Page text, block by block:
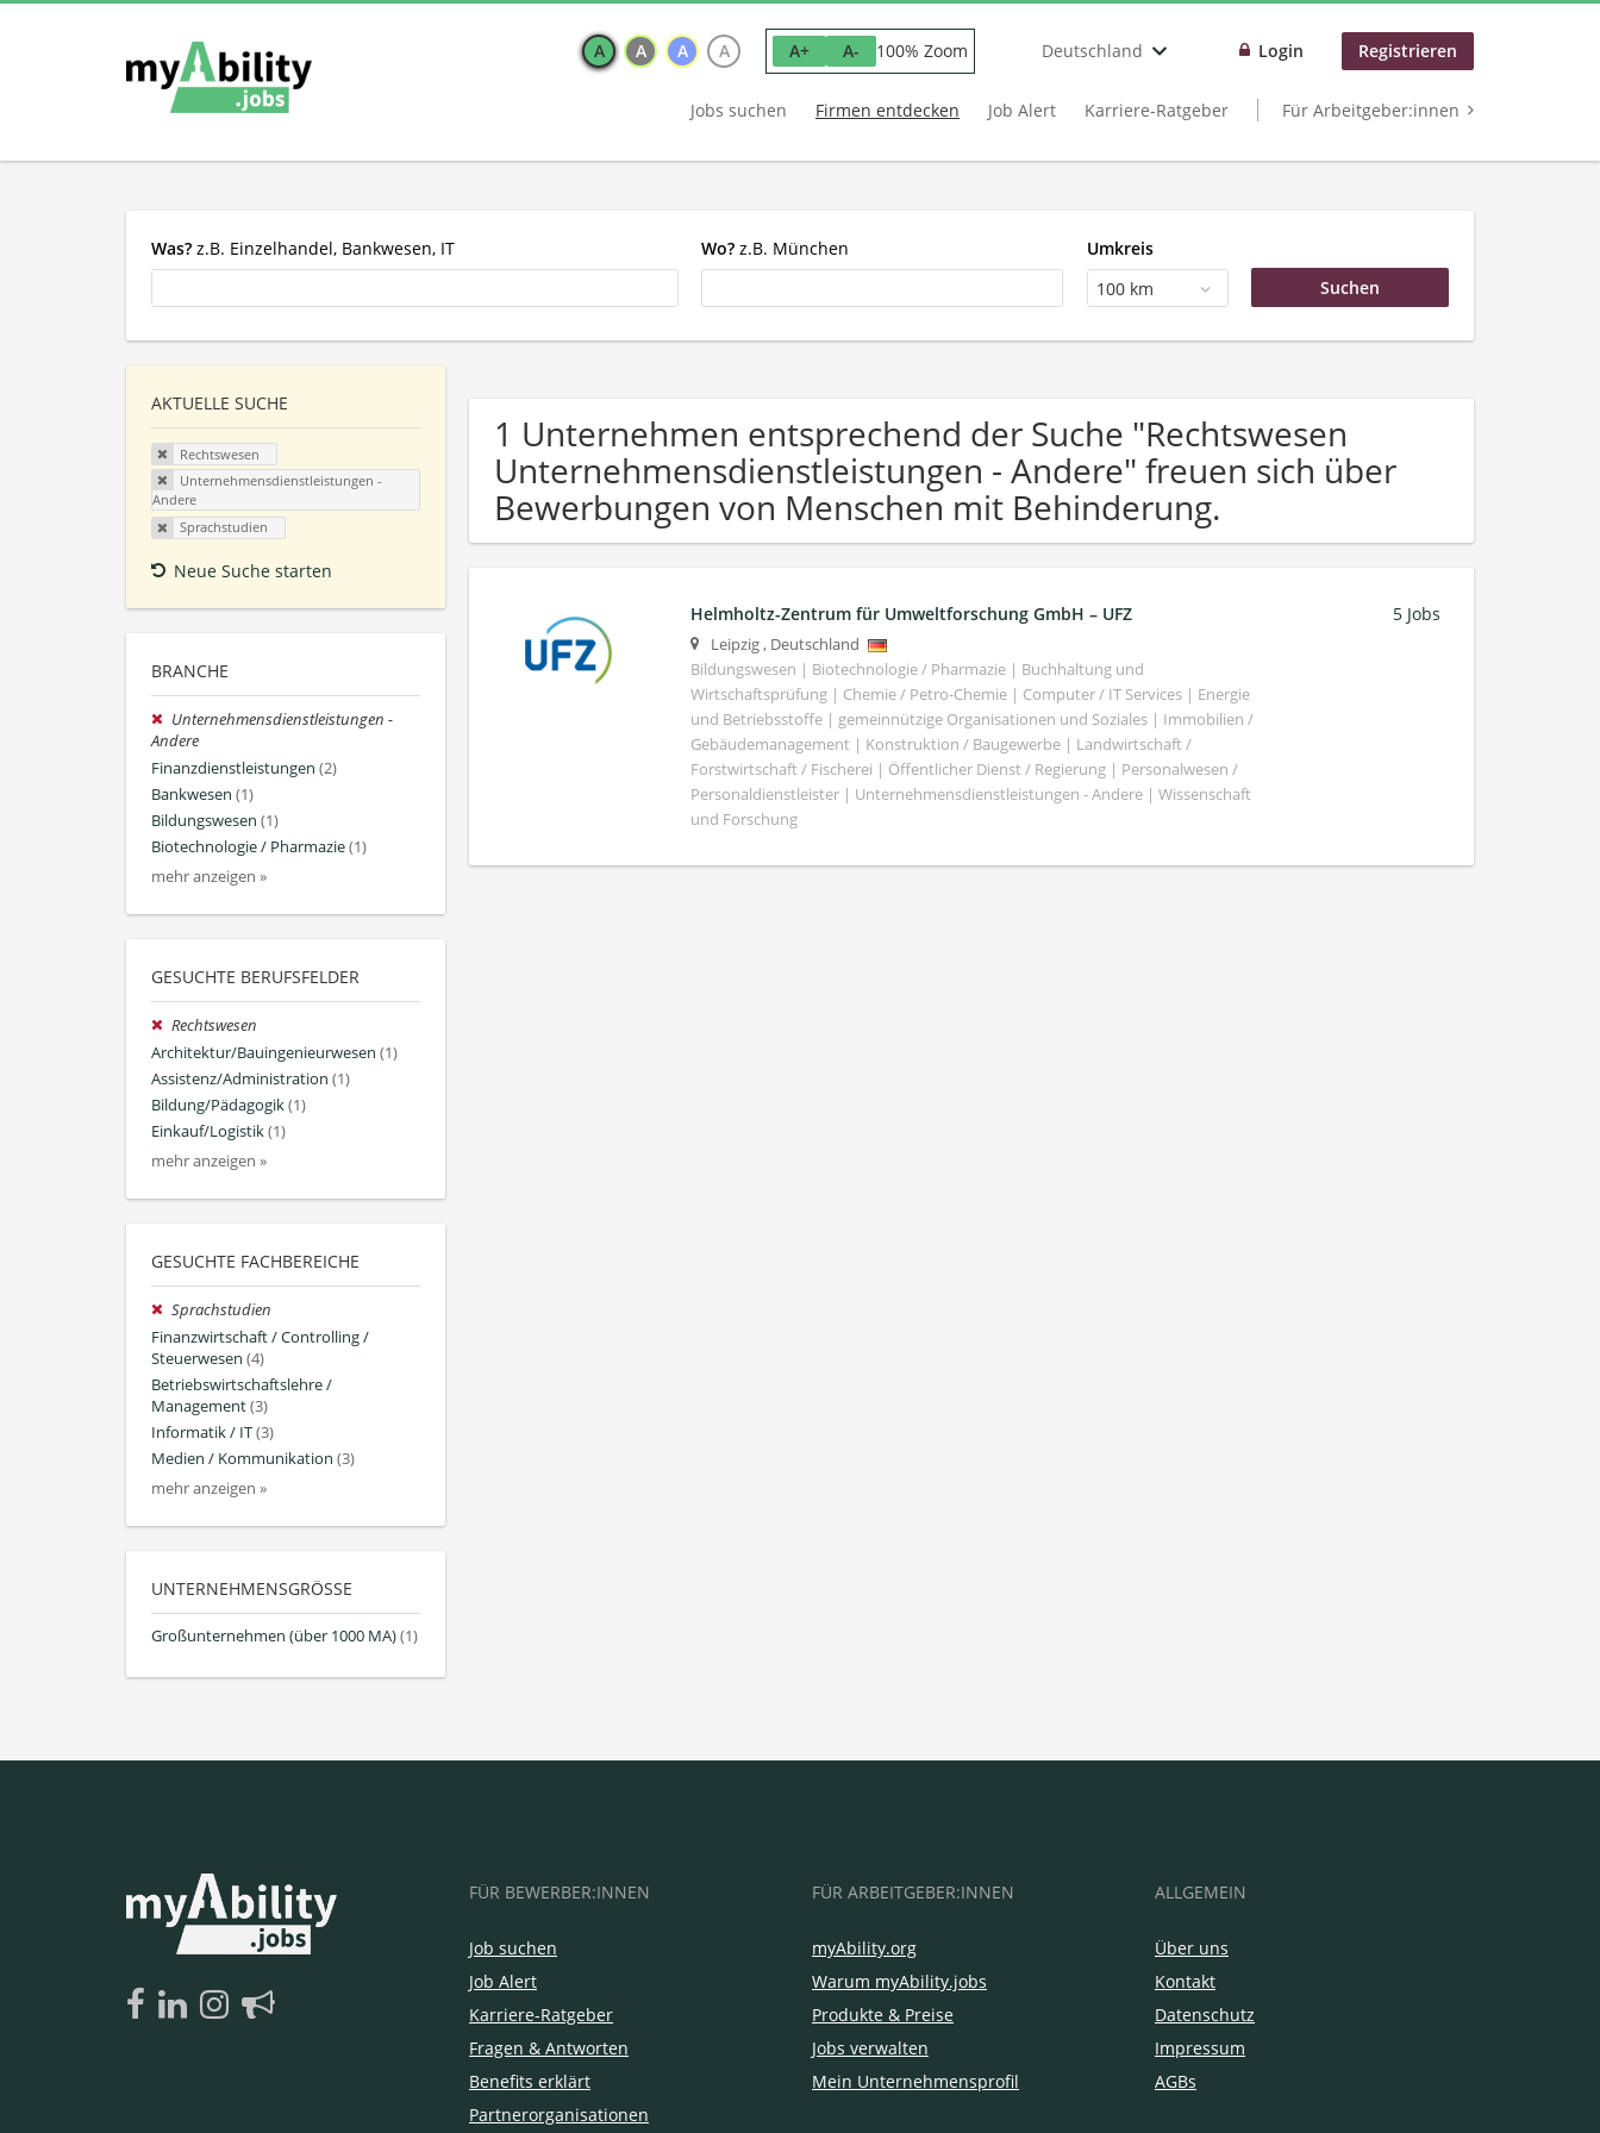
A A A A A+ A- 100% Zoom Deutschland Login Registrieren
Jobs suchen Firmen entdecken Job Alert Karriere-Ratgeber Für Arbeitgeber:innen
Was? z.B. Einzelhandel, Bankwesen, IT Wo? z.B. München
Umkreis
100 km
AKTUELLE SUCHE
Rechtswesen
Unternehmensdienstleistungen -
Andere
Sprachstudien
Neue Suche starten
BRANCHE
Unternehmensdienstleistungen -
Andere
Finanzdienstleistungen (2)
Bankwesen (1)
Bildungswesen (1)
Biotechnologie / Pharmazie(1)
mehr anzeigen »
GESUCHTE BERUFSFELDER
Rechtswesen
Architektur/Bauingenieurwesen (1)
Assistenz/Administration (1)
Bildung/Pädagogik(1)
Einkauf/Logistik(1)
mehr anzeigen »
GESUCHTE FACHBEREICHE
Sprachstudien
Finanzwirtschaft / Controlling /
Steuerwesen (4)
Betriebswirtschaftslehre /
Management(3)
Informatik / IT(3)
Medien / Kommunikation (3)
mehr anzeigen »
UNTERNEHMENSGRÖSSE
Großunternehmen (über 1000 MA)(1)
1 Unternehmen entsprechend der Suche "Rechtswesen
Unternehmensdienstleistungen - Andere" freuen sich über
Bewerbungen von Menschen mit Behinderung.
Helmholtz-Zentrum für Umweltforschung GmbH – UFZ
Leipzig, Deutschland
Bildungswesen | Biotechnologie / Pharmazie | Buchhaltung und
Wirtschaftsprüfung | Chemie / Petro-Chemie | Computer / IT Services | Energie
und Betriebsstoffe | gemeinnützige Organisationen und Soziales | Immobilien /
Gebäudemanagement | Konstruktion / Baugewerbe | Landwirtschaft /
Forstwirtschaft / Fischerei | Öffentlicher Dienst / Regierung | Personalwesen /
Personaldienstleister | Unternehmensdienstleistungen - Andere | Wissenschaft
und Forschung
5 Jobs
FÜR BEWERBER:INNEN
Job suchen
Job Alert
Karriere-Ratgeber
Fragen & Antworten
Benefits erklärt
Partnerorganisationen
FÜR ARBEITGEBER:INNEN
myAbility.org
Warum myAbility.jobs
Produkte & Preise
Jobs verwalten
Mein Unternehmensprofil
ALLGEMEIN
Über uns
Kontakt
Datenschutz
Impressum
AGBs